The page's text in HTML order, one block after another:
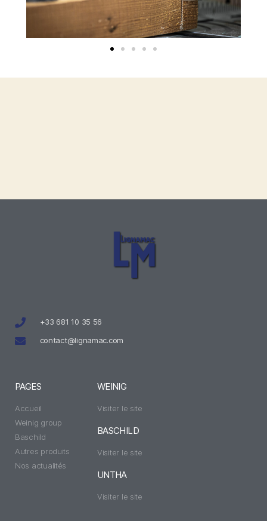
+33 681 10 35 56
contact@lignamac.com
PAGES
Accueil
Weinig group
Baschild
Autres produits
Nos actualités
WEINIG
Visiter le site
BASCHILD
Visiter le site
UNTHA
Visiter le site